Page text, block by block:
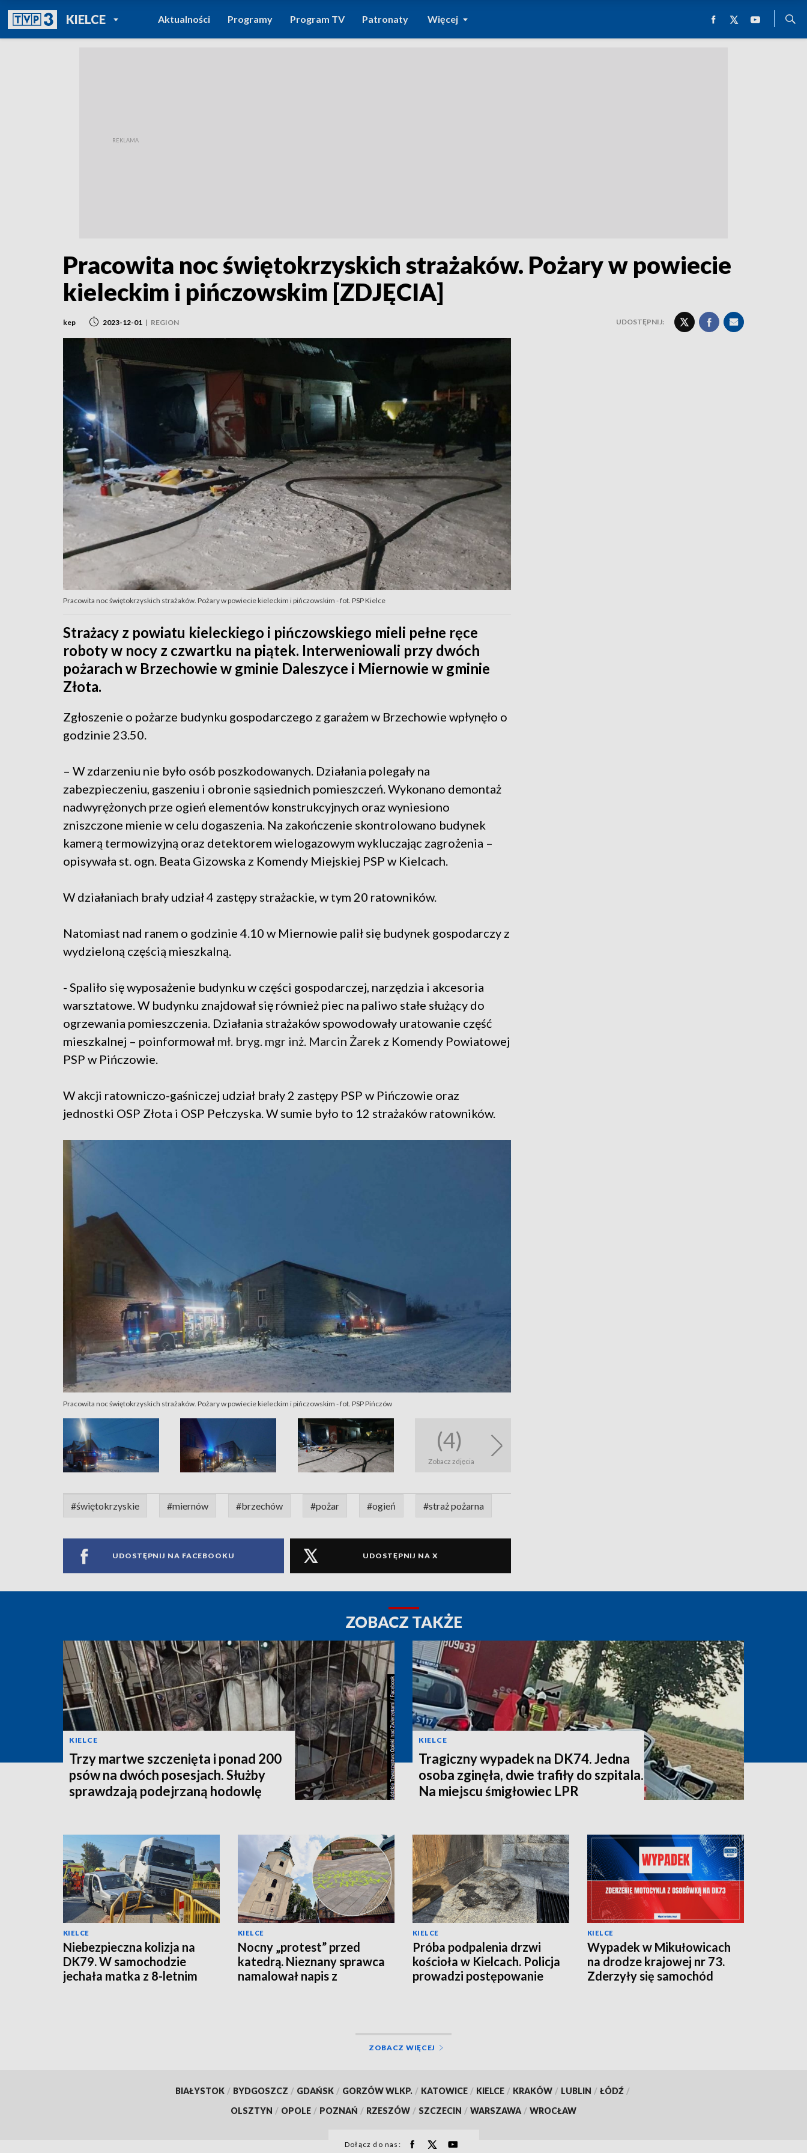
KIELCEPOWRÓT DO
TVP REGIONY
Aktualności Programy Program TV Patronaty Więcej
Pracowita noc świętokrzyskich strażaków. Pożary w powiecie
kieleckim i pińczowskim [ZDJĘCIA]
kep 2023-12-01 | REGION UDOSTĘPNIJ:
Pracowita noc świętokrzyskich strażaków. Pożary w powiecie kieleckim i pińczowskim - fot. PSP Kielce
Strażacy z powiatu kieleckiego i pińczowskiego mieli pełne ręce
roboty w nocy z czwartku na piątek. Interweniowali przy dwóch
pożarach w Brzechowie w gminie Daleszyce i Miernowie w gminie
Złota.
Zgłoszenie o pożarze budynku gospodarczego z garażem w Brzechowie wpłynęło o
godzinie 23.50.
– W zdarzeniu nie było osób poszkodowanych. Działania polegały na
zabezpieczeniu, gaszeniu i obronie sąsiednich pomieszczeń. Wykonano demontaż
nadwyrężonych prze ogień elementów konstrukcyjnych oraz wyniesiono
zniszczone mienie w celu dogaszenia. Na zakończenie skontrolowano budynek
kamerą termowizyjną oraz detektorem wielogazowym wykluczając zagrożenia –
opisywała st. ogn. Beata Gizowska z Komendy Miejskiej PSP w Kielcach.
W działaniach brały udział 4 zastępy strażackie, w tym 20 ratowników.
Natomiast nad ranem o godzinie 4.10 w Miernowie palił się budynek gospodarczy z
wydzieloną częścią mieszkalną.
- Spaliło się wyposażenie budynku w części gospodarczej, narzędzia i akcesoria
warsztatowe. W budynku znajdował się również piec na paliwo stałe służący do
ogrzewania pomieszczenia. Działania strażaków spowodowały uratowanie część
mieszkalnej – poinformował mł. bryg. mgr inż. Marcin Żarek z Komendy Powiatowej
PSP w Pińczowie.
W akcji ratowniczo-gaśniczej udział brały 2 zastępy PSP w Pińczowie oraz
jednostki OSP Złota i OSP Pełczyska. W sumie było to 12 strażaków ratowników.
Pracowita noc świętokrzyskich strażaków. Pożary w powiecie kieleckim i pińczowskim - fot. PSP Pińczów
(4)
Zobacz zdjęcia
#świętokrzyskie #miernów #brzechów #pożar #ogień #straż pożarna
UDOSTĘPNIJ NA FACEBOOKU UDOSTĘPNIJ NA X
ZOBACZ TAKŻE
KIELCE
Trzy martwe szczenięta i ponad 200
psów na dwóch posesjach. Służby
sprawdzają podejrzaną hodowlę
KIELCE
Tragiczny wypadek na DK74. Jedna
osoba zginęła, dwie trafiły do szpitala.
Na miejscu śmigłowiec LPR
KIELCE
Niebezpieczna kolizja na
DK79. W samochodzie
jechała matka z 8-letnim
KIELCE
Nocny „protest” przed
katedrą. Nieznany sprawca
namalował napis z
KIELCE
Próba podpalenia drzwi
kościoła w Kielcach. Policja
prowadzi postępowanie
KIELCE
Wypadek w Mikułowicach
na drodze krajowej nr 73.
Zderzyły się samochód
ZOBACZ WIĘCEJ
BIAŁYSTOK / BYDGOSZCZ / GDAŃSK / GORZÓW WLKP. / KATOWICE / KIELCE / KRAKÓW / LUBLIN / ŁÓDŹ /
OLSZTYN / OPOLE / POZNAŃ / RZESZÓW / SZCZECIN / WARSZAWA / WROCŁAW
Dołącz do nas: